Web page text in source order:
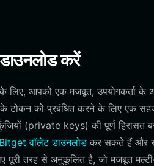
करें
आपको एक मजबूत, उपयोगकर्ता के
टोकन को प्रबंधित करने के लिए एक
(private keys) की पूर्ण
Bitget वॉलेट डाउनलोड कर सकते हैं और
तरह से अनुकूलित है, जो मजबूत